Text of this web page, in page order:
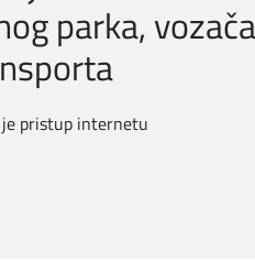
parka, vozača
pristup internetu